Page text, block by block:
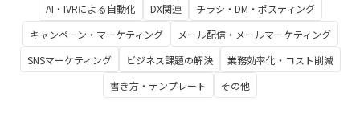
AI・IVRによる自動化
DX関連
チラシ・DM・ポスティング
キャンペーン・マーケティング
メール配信・メールマーケティング
SNSマーケティング
ビジネス課題の解決
業務効率化・コスト削減
書き方・テンプレート
その他